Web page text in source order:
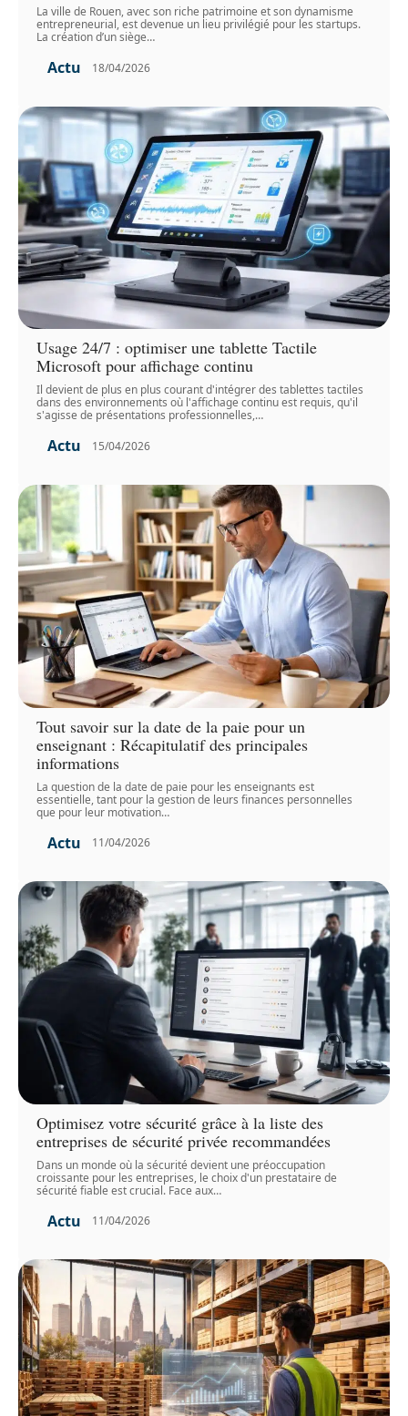
La ville de Rouen, avec son riche patrimoine et son dynamisme
entrepreneurial, est devenue un lieu privilégié pour les startups.
La création d’un siège…
Actu 18/04/2026
Usage 24/7 : optimiser une tablette Tactile
Microsoft pour affichage continu
Il devient de plus en plus courant d'intégrer des tablettes tactiles
dans des environnements où l'affichage continu est requis, qu'il
s'agisse de présentations professionnelles,…
Actu 15/04/2026
Tout savoir sur la date de la paie pour un
enseignant : Récapitulatif des principales
informations
La question de la date de paie pour les enseignants est
essentielle, tant pour la gestion de leurs finances personnelles
que pour leur motivation…
Actu 11/04/2026
Optimisez votre sécurité grâce à la liste des
entreprises de sécurité privée recommandées
Dans un monde où la sécurité devient une préoccupation
croissante pour les entreprises, le choix d'un prestataire de
sécurité fiable est crucial. Face aux…
Actu 11/04/2026